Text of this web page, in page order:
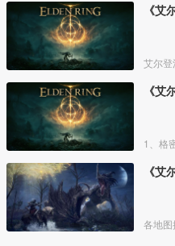
《艾
艾尔登
《艾
1、格
《艾
各地图